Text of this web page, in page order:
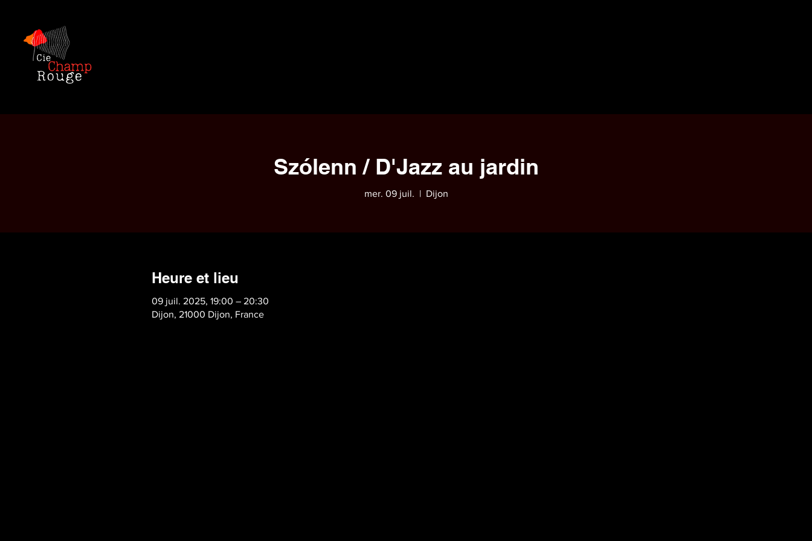
Szólenn / D'Jazz au jardin
mer. 09 juil.
  |
Dijon
Heure et lieu
09 juil. 2025, 19:00 – 20:30
Dijon, 21000 Dijon, France